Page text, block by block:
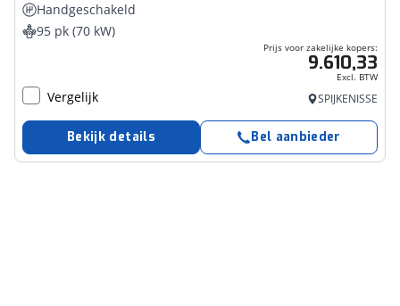
Handgeschakeld
95 pk (70 kW)
Prijs voor zakelijke kopers:
9.610,33
Excl. BTW
Vergelijk SPIJKENISSE
Bekijk details Bel aanbieder